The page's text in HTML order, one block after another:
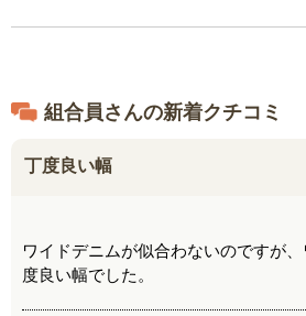
組合員さんの新着クチコミ
丁度良い幅
ワイドデニムが似合わないのですが
度良い幅でした。